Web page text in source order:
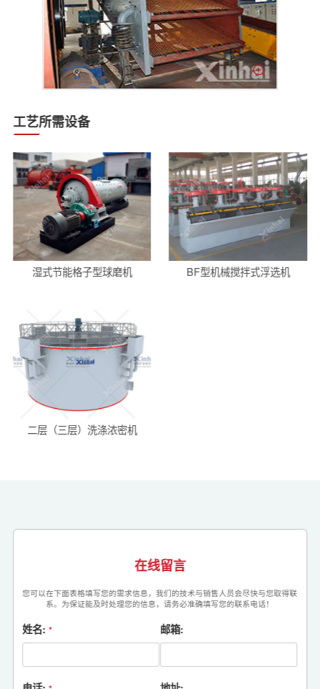
工艺所需设备
湿式节能格子型球磨机 BF型机械搅拌式浮选机
二层（三层）洗涤浓密机
在线留言
您可以在下面表格填写您的需求信息，我们的技术与销售人员会尽快与您取得联
系。为保证能及时处理您的信息，请务必准确填写您的联系电话！
姓名: * 邮箱: